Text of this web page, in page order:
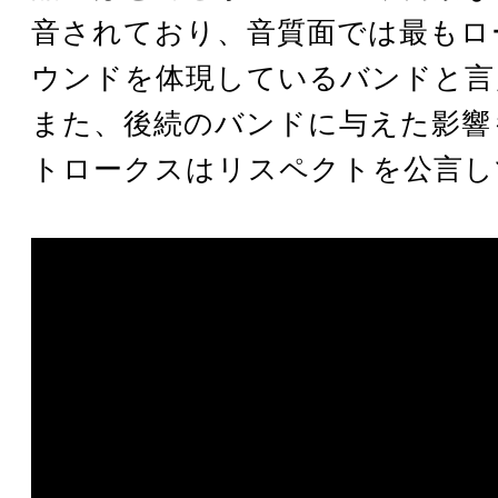
音されており、音質面では最も
ウンドを体現しているバンドと
また、後続のバンドに与えた影
トロークスはリスペクトを公言